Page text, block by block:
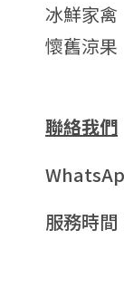
冰鮮家禽
懷舊涼果
聯絡我們
服務時間